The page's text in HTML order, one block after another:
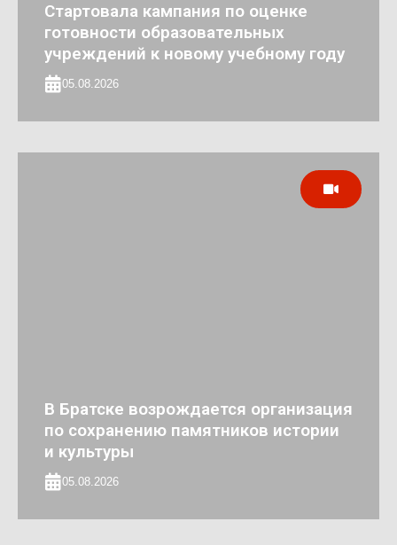
Стартовала кампания по оценке
готовности образовательных
учреждений к новому учебному году
05.08.2026
В Братске возрождается организация
по сохранению памятников истории
и культуры
05.08.2026